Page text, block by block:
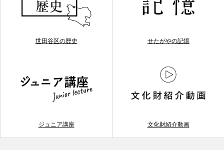
世田谷区の歴史 せたがやの記憶
ジュニア講座 文化財紹介動画